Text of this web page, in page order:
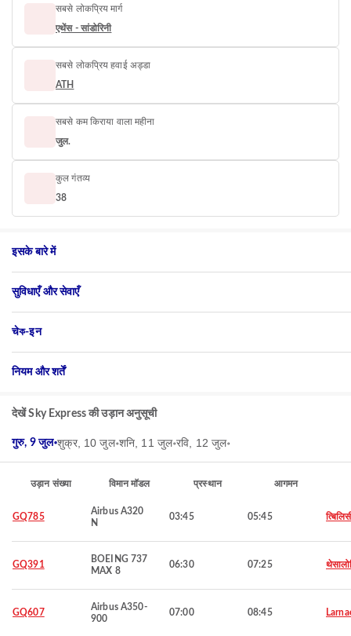
सबसे लोकप्रिय मार्ग
एथेंस - सांडोरिनी
सबसे लोकप्रिय हवाई अड्डा
ATH
सबसे कम किराया वाला महीना
जुल.
कुल गंतव्य
38
इसके बारे में
सुविधाएँ और सेवाएँ
चेক-इन
नियम और शर्तें
देखें Sky Express की उड़ान अनुसूची
गुरु, 9 जुल॰शुक्र, 10 जुल॰शनि, 11 जुल॰रवि, 12 जुल॰
उड़ान संख्या विमान मॉडल प्रस्थान आगमन
GQ785
Airbus A320
N
03:45 05:45
GQ391
BOEING 737
MAX 8
06:30 07:25
GQ607
Airbus A350-
900
07:00 08:45